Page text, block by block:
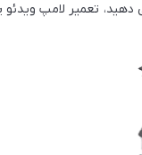
تعمیر لامپ ویدئو